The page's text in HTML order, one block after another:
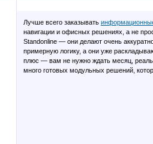
Лучше всего заказывать
навигации и офисных решениях, а не
Standonline — они делают очень
примерную логику, а они уже
плюс — вам не нужно ждать месяц,
много готовых модульных решений,